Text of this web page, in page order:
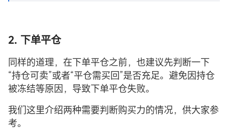
2. 下单平仓
同样的道理，在下单平仓之前，也建议先判断一下
“持仓可卖”或者“平仓需买回”是否充足。避免因持仓
被冻结等原因，导致下单平仓失败。
我们这里介绍两种需要判断购买力的情况，供大家参
考。